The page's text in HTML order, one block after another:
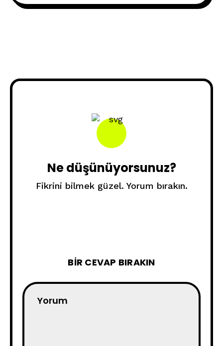
Ne düşünüyorsunuz?
Fikrini bilmek güzel. Yorum bırakın.
BIR CEVAP BIRAKIN